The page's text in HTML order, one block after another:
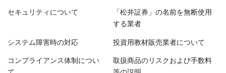
セキュリティについて 「松井証券」の名前を無断使用
する業者
システム障害時の対応 投資用教材販売業者について
コンプライアンス体制につい 取扱商品のリスクおよび手数料